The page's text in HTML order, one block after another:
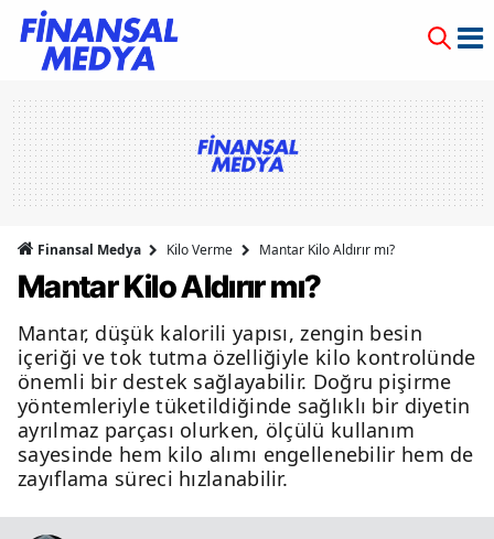
Finansal Medya Kilo Verme Mantar Kilo Aldırır mı?
Mantar Kilo Aldırır mı?
Mantar, düşük kalorili yapısı, zengin besin
içeriği ve tok tutma özelliğiyle kilo kontrolünde
önemli bir destek sağlayabilir. Doğru pişirme
yöntemleriyle tüketildiğinde sağlıklı bir diyetin
ayrılmaz parçası olurken, ölçülü kullanım
sayesinde hem kilo alımı engellenebilir hem de
zayıflama süreci hızlanabilir.